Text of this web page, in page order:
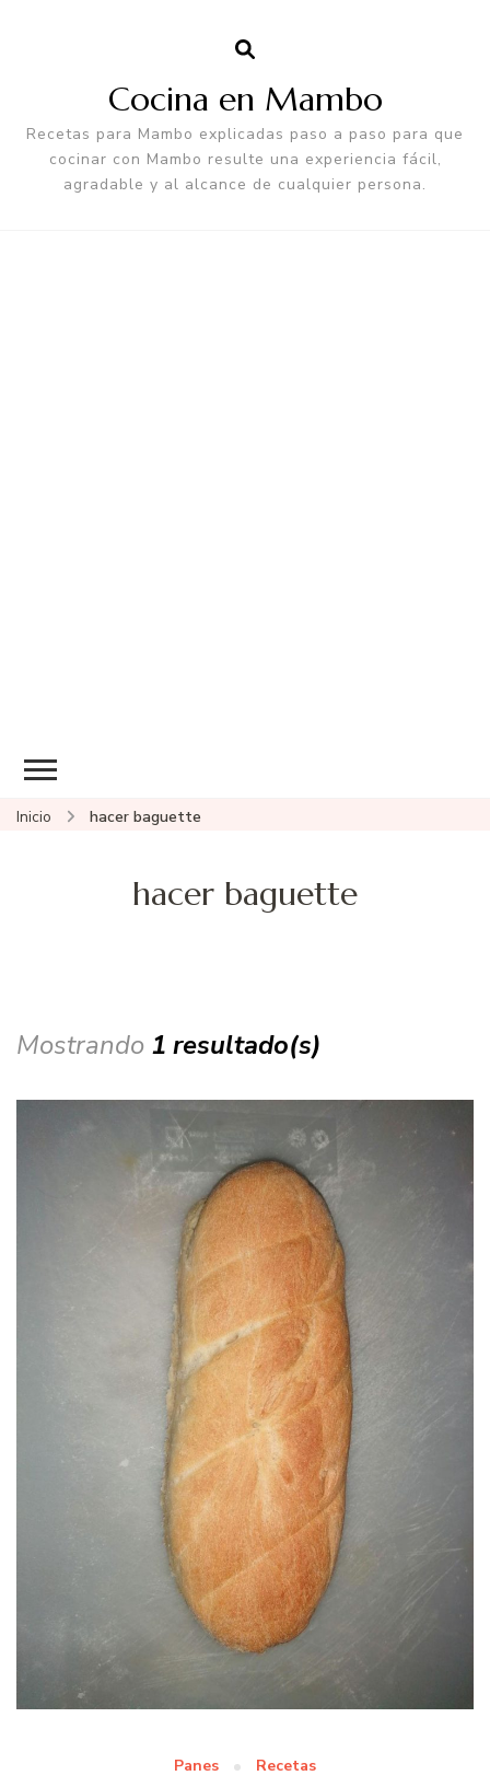
Cocina en Mambo
Recetas para Mambo explicadas paso a paso para que
cocinar con Mambo resulte una experiencia fácil,
agradable y al alcance de cualquier persona.
Inicio hacer baguette
hacer baguette
Mostrando 1 resultado(s)
Panes Recetas